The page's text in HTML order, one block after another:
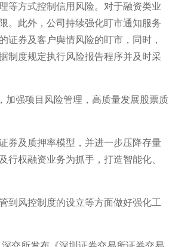
等方式控制信用风险。对于融资类业
。此外，公司持续强化盯市通知服务
证券及客户舆情风险的盯市，同时，
制度规定执行风险报告程序并及时采
加强项目风险管理，高质量发展股票质
券及质押率模型，并进一步压降存量
权融资业务为抓手，打造智能化、
到风控制度的设立等方面做好强化工